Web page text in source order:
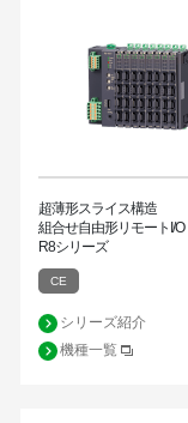
超薄形スライス構造
組合せ自由形リモートI/O
R8シリーズ
CE
シリーズ紹介
機種一覧